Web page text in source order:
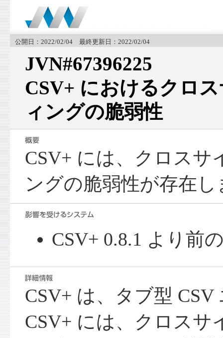
公開日：2022/02/04 最終更新日：2022/02/04
JVN#67396225
CSV+ におけるクロ
ィングの脆弱性
CSV+ には、クロスサ
ングの脆弱性が存在し
CSV+ 0.8.1 より前
CSV+ は、タブ型
CSV+ には、クロスサ